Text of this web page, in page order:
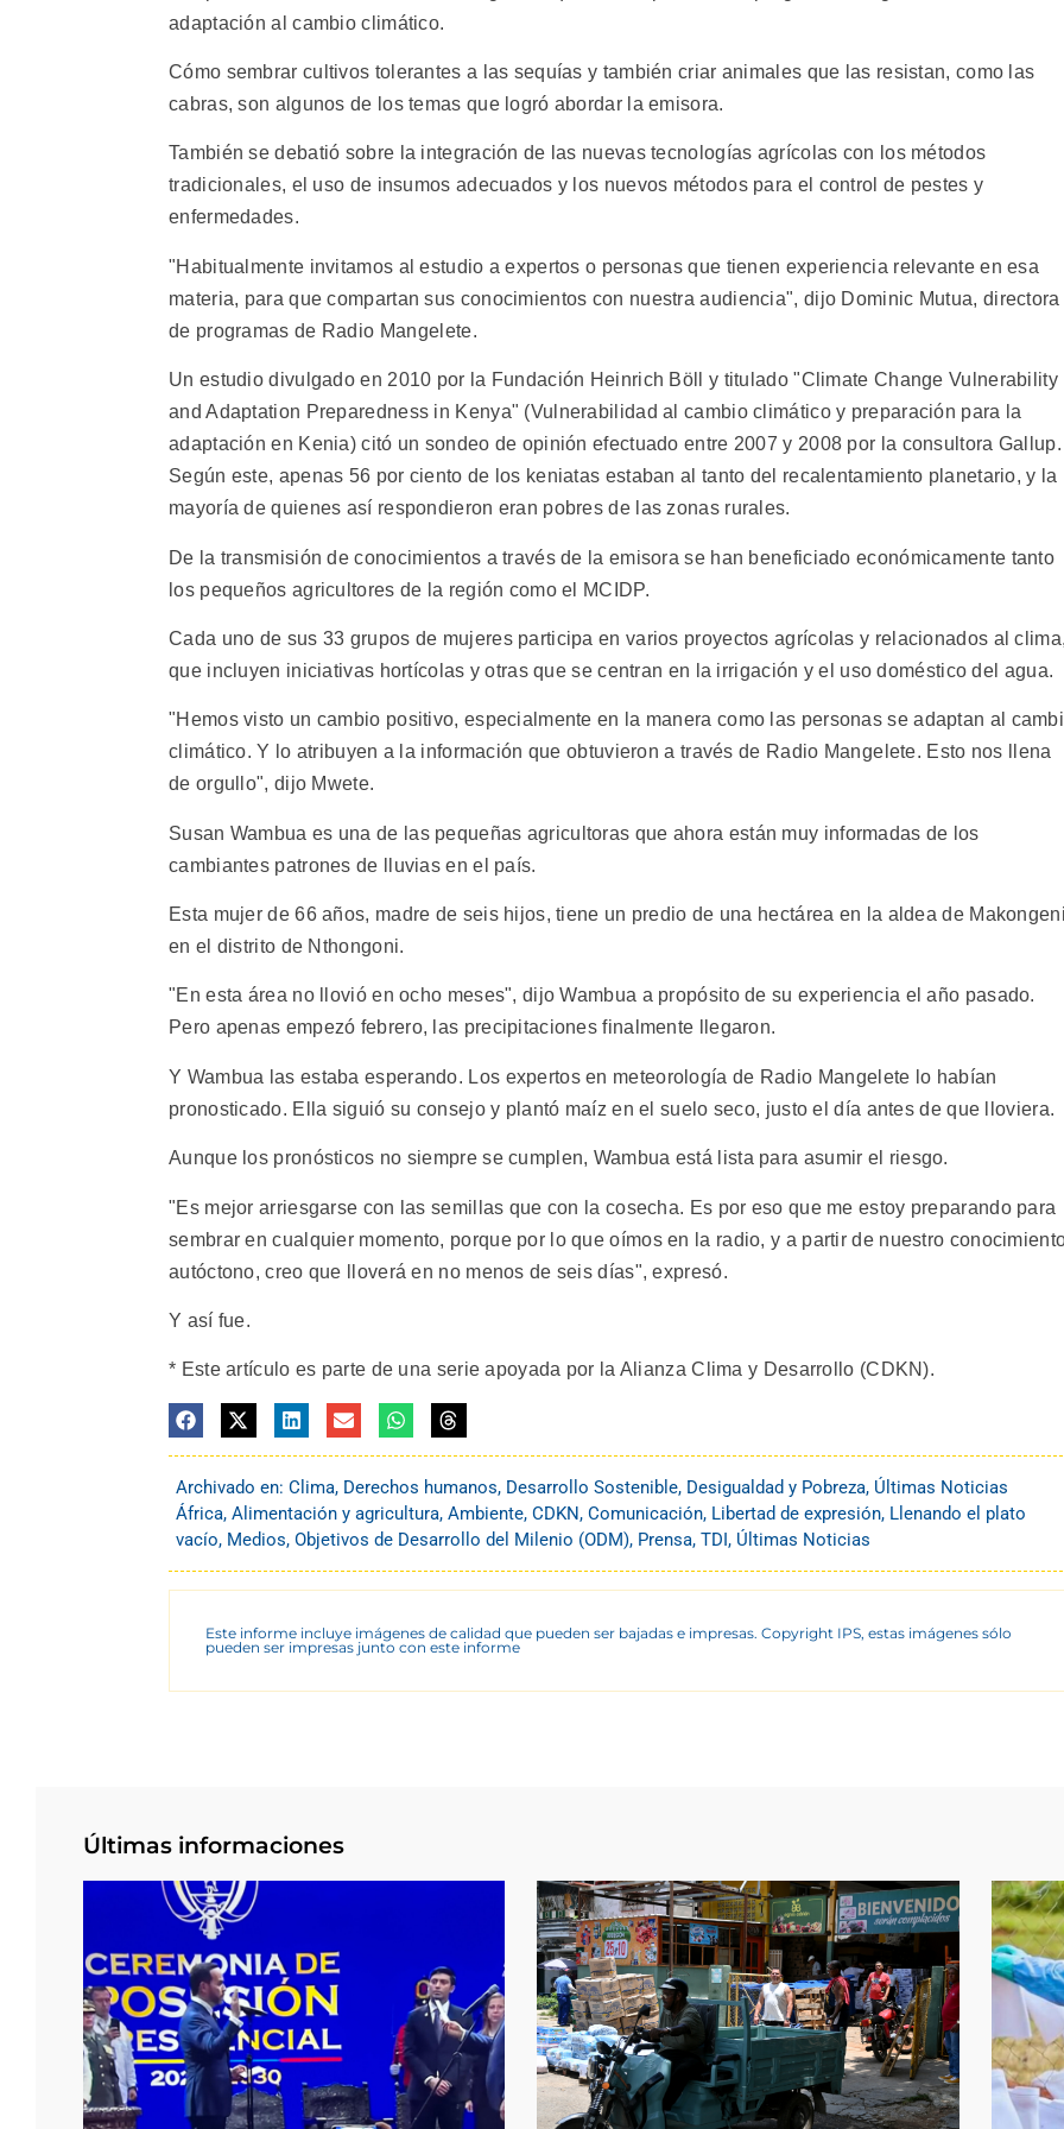
adaptación al cambio climático.
Cómo sembrar cultivos tolerantes a las sequías y también criar animales que las resistan, como las
cabras, son algunos de los temas que logró abordar la emisora.
También se debatió sobre la integración de las nuevas tecnologías agrícolas con los métodos
tradicionales, el uso de insumos adecuados y los nuevos métodos para el control de pestes y
enfermedades.
"Habitualmente invitamos al estudio a expertos o personas que tienen experiencia relevante en esa
materia, para que compartan sus conocimientos con nuestra audiencia", dijo Dominic Mutua, directora
de programas de Radio Mangelete.
Un estudio divulgado en 2010 por la Fundación Heinrich Böll y titulado "Climate Change Vulnerability
and Adaptation Preparedness in Kenya" (Vulnerabilidad al cambio climático y preparación para la
adaptación en Kenia) citó un sondeo de opinión efectuado entre 2007 y 2008 por la consultora Gallup.
Según este, apenas 56 por ciento de los keniatas estaban al tanto del recalentamiento planetario, y la
mayoría de quienes así respondieron eran pobres de las zonas rurales.
De la transmisión de conocimientos a través de la emisora se han beneficiado económicamente tanto
los pequeños agricultores de la región como el MCIDP.
Cada uno de sus 33 grupos de mujeres participa en varios proyectos agrícolas y relacionados al clima,
que incluyen iniciativas hortícolas y otras que se centran en la irrigación y el uso doméstico del agua.
"Hemos visto un cambio positivo, especialmente en la manera como las personas se adaptan al
climático. Y lo atribuyen a la información que obtuvieron a través de Radio Mangelete. Esto nos llena
de orgullo", dijo Mwete.
Susan Wambua es una de las pequeñas agricultoras que ahora están muy informadas de los
cambiantes patrones de lluvias en el país.
Esta mujer de 66 años, madre de seis hijos, tiene un predio de una hectárea en la aldea de
en el distrito de Nthongoni.
"En esta área no llovió en ocho meses", dijo Wambua a propósito de su experiencia el año pasado.
Pero apenas empezó febrero, las precipitaciones finalmente llegaron.
Y Wambua las estaba esperando. Los expertos en meteorología de Radio Mangelete lo habían
pronosticado. Ella siguió su consejo y plantó maíz en el suelo seco, justo el día antes de que lloviera.
Aunque los pronósticos no siempre se cumplen, Wambua está lista para asumir el riesgo.
"Es mejor arriesgarse con las semillas que con la cosecha. Es por eso que me estoy preparando para
sembrar en cualquier momento, porque por lo que oímos en la radio, y a partir de nuestro
autóctono, creo que lloverá en no menos de seis días", expresó.
Y así fue.
* Este artículo es parte de una serie apoyada por la Alianza Clima y Desarrollo (CDKN).
Archivado en: Clima, Derechos humanos, Desarrollo Sostenible, Desigualdad y Pobreza, Últimas Noticias
África, Alimentación y agricultura, Ambiente, CDKN, Comunicación, Libertad de expresión, Llenando el plato
vacío, Medios, Objetivos de Desarrollo del Milenio (ODM), Prensa, TDI, Últimas Noticias
Este informe incluye imágenes de calidad que pueden ser bajadas e impresas. Copyright IPS, estas imágenes sólo
pueden ser impresas junto con este informe
Últimas informaciones